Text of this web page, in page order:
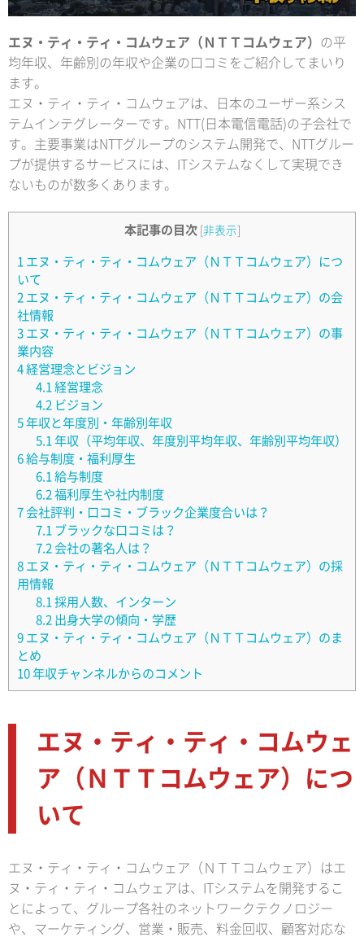
エヌ・ティ・ティ・コムウェア（ＮＴＴコムウェア） の平
均年収、年齢別の年収や企業の口コミをご紹介してまいり
ます。
エヌ・ティ・ティ・コムウェアは、日本のユーザー系シス
テムインテグレーターです。NTT(日本電信電話)の子会社で
す。主要事業はNTTグループのシステム開発で、NTTグルー
プが提供するサービスには、ITシステムなくして実現でき
ないものが数多くあります。
本記事の目次 非表示
1 エヌ・ティ・ティ・コムウェア（ＮＴＴコムウェア）につ
いて
2 エヌ・ティ・ティ・コムウェア（ＮＴＴコムウェア）の会
社情報
3 エヌ・ティ・ティ・コムウェア（ＮＴＴコムウェア）の事
業内容
4 経営理念とビジョン
4.1 経営理念
4.2 ビジョン
5 年収と年度別・年齢別年収
5.1 年収（平均年収、年度別平均年収、年齢別平均年収）
6 給与制度・福利厚生
6.1 給与制度
6.2 福利厚生や社内制度
7 会社評判・口コミ・ブラック企業度合いは？
7.1 ブラックな口コミは？
7.2 会社の著名人は？
8 エヌ・ティ・ティ・コムウェア（ＮＴＴコムウェア）の採
用情報
8.1 採用人数、インターン
8.2 出身大学の傾向・学歴
9 エヌ・ティ・ティ・コムウェア（ＮＴＴコムウェア）のま
とめ
10 年収チャンネルからのコメント
エヌ・ティ・ティ・コムウェ
ア（ＮＴＴコムウェア）につ
いて
エヌ・ティ・ティ・コムウェア（ＮＴＴコムウェア）はエ
ヌ・ティ・ティ・コムウェアは、ITシステムを開発するこ
とによって、グループ各社のネットワークテクノロジー
や、マーケティング、営業・販売、料金回収、顧客対応な